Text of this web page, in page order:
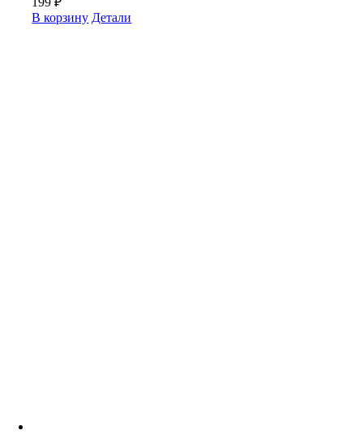
В корзину Детали